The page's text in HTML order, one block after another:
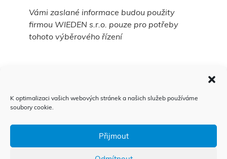
K optimalizaci vašich webových stránek a našich služeb používáme
soubory cookie.
Přijmout
Vámi zaslané informace budou použity
firmou WIEDEN s.r.o. pouze pro potřeby
tohoto výběrového řízení
Integrovaný systém managementu